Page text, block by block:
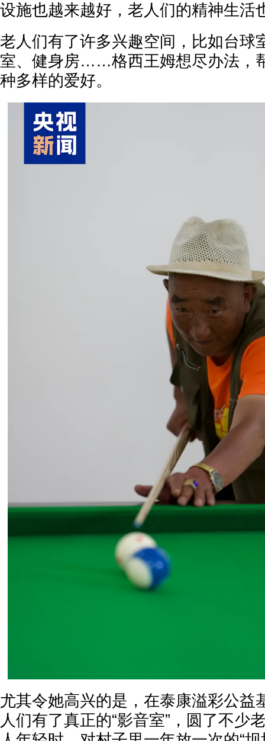
设施也越来越好，老人们的精神生活
老人们有了许多兴趣空间，比如台球
室、健身房……格西王姆想尽办法，
种多样的爱好。
尤其令她高兴的是，在泰康溢彩公益
人们有了真正的“影音室”，圆了不少